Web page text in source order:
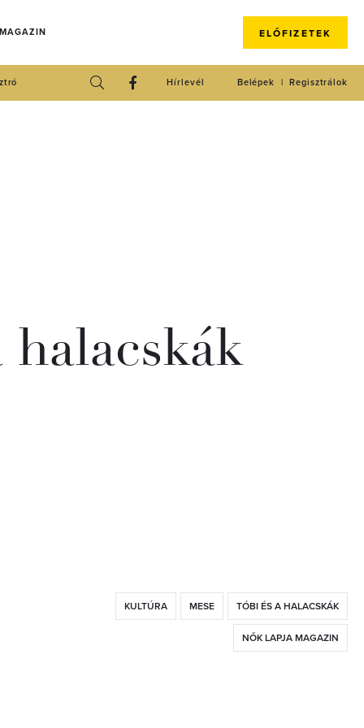
ELŐFIZETEK
Regisztrálok
Belépek
Hírlevél
halacskák
KULTÚRA MESE TÓBI ÉS A HALACSKÁK
NŐK LAPJA MAGAZIN